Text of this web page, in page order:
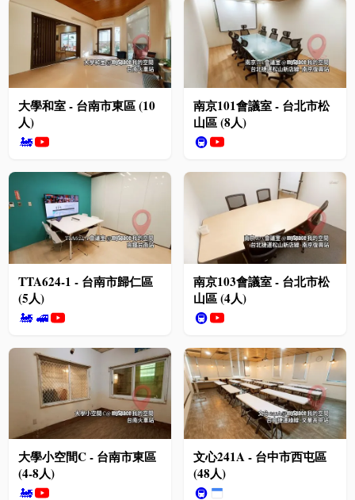
大學和室 - 台南市東區 (10
人)
🚂
南京101會議室 - 台北市松
山區 (8人)
🚇
TTA624-1 - 台南市歸仁區
(5人)
🚂 🚅
南京103會議室 - 台北市松
山區 (4人)
🚇
大學小空間C - 台南市東區
(4-8人)
🚂
文心241A - 台中市西屯區
(48人)
🚇